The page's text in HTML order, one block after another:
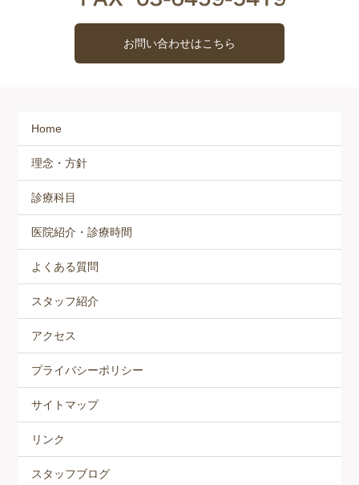
お問い合わせはこちら
Home
理念・方針
診療科目
医院紹介・診療時間
よくある質問
スタッフ紹介
アクセス
プライバシーポリシー
サイトマップ
リンク
スタッフブログ